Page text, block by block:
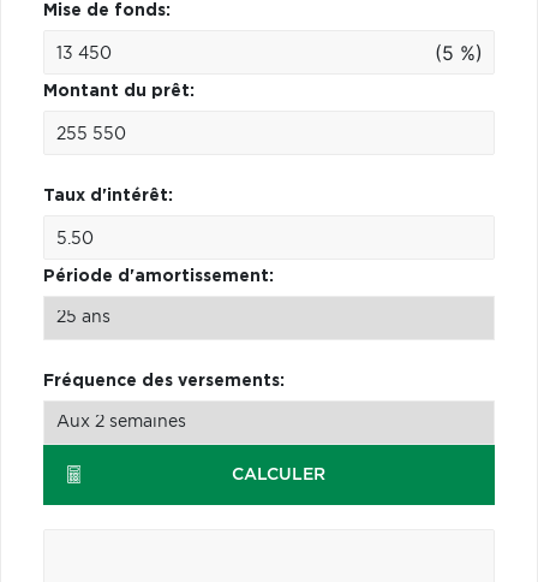
Mise de fonds:
(5 %)
Montant du prêt:
Taux d'intérêt:
Période d'amortissement:
Fréquence des versements:
CALCULER